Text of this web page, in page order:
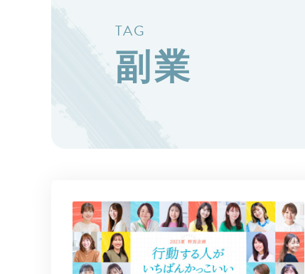
TAG
副業